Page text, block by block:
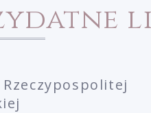
Rzeczypospolitej